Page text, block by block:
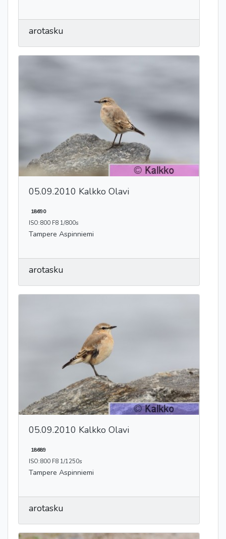
arotasku
05.09.2010 Kalkko Olavi
18690
ISO:800 F8 1/800s
Tampere Aspinniemi
arotasku
05.09.2010 Kalkko Olavi
18689
ISO:800 F8 1/1250s
Tampere Aspinniemi
arotasku